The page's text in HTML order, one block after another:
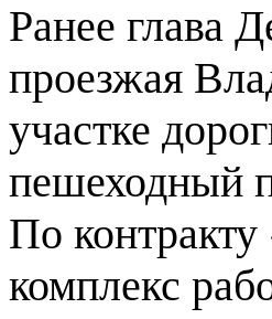
Ранее глава
проезжая
участке
пешеходный
По
комплекс